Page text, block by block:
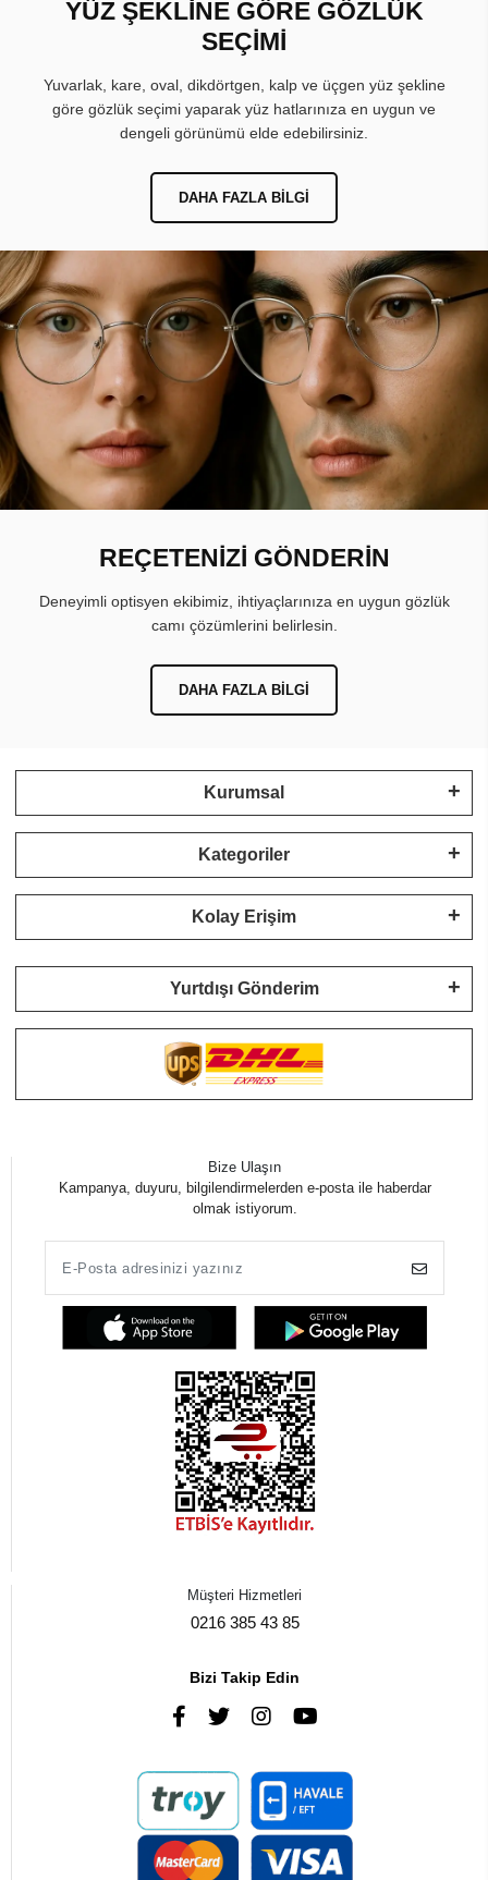
YÜZ ŞEKLİNE GÖRE GÖZLÜK
SEÇİMİ
Yuvarlak, kare, oval, dikdörtgen, kalp ve üçgen yüz şekline
göre gözlük seçimi yaparak yüz hatlarınıza en uygun ve
dengeli görünümü elde edebilirsiniz.
DAHA FAZLA BILGI
REÇETENİZİ GÖNDERİN
Deneyimli optisyen ekibimiz, ihtiyaçlarınıza en uygun gözlük
camı çözümlerini belirlesin.
DAHA FAZLA BILGI
Kurumsal
Kategoriler
Kolay Erişim
Yurtdışı Gönderim
Bize Ulaşın
Kampanya, duyuru, bilgilendirmelerden e-posta ile haberdar
olmak istiyorum.
Müşteri Hizmetleri
0216 385 43 85
Bizi Takip Edin